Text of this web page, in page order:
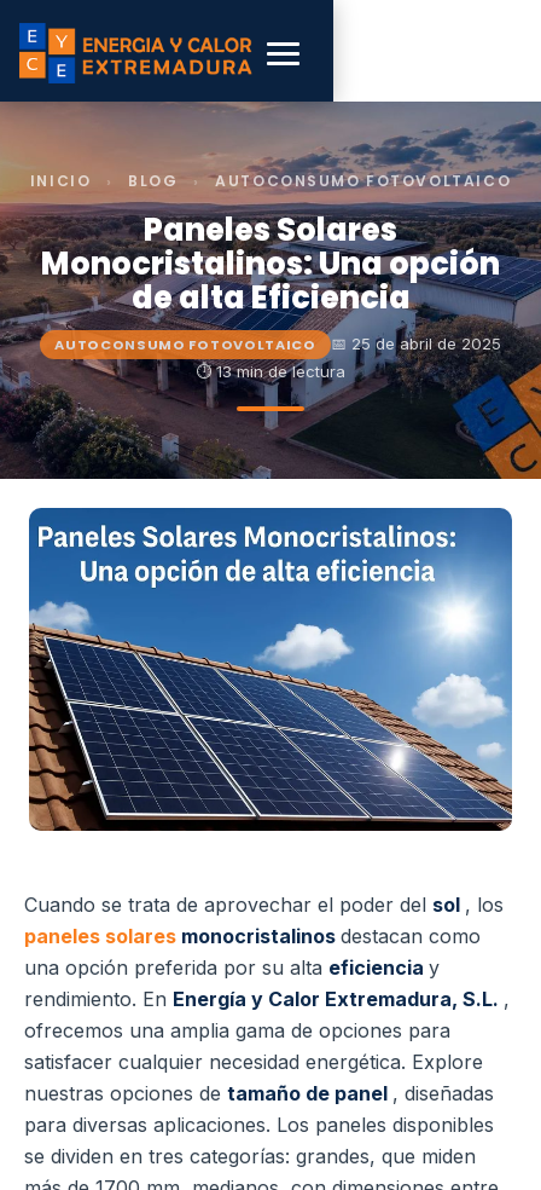
INICIO › BLOG › AUTOCONSUMO FOTOVOLTAICO
Paneles Solares
Monocristalinos: Una opción
de alta Eficiencia
AUTOCONSUMO FOTOVOLTAICO
📅 25 de abril de 2025
⏱ 13 min de lectura
Cuando se trata de aprovechar el poder del sol , los
paneles solares monocristalinos destacan como
una opción preferida por su alta eficiencia y
rendimiento. En Energía y Calor Extremadura, S.L. ,
ofrecemos una amplia gama de opciones para
satisfacer cualquier necesidad energética. Explore
nuestras opciones de tamaño de panel , diseñadas
para diversas aplicaciones. Los paneles disponibles
se dividen en tres categorías: grandes, que miden